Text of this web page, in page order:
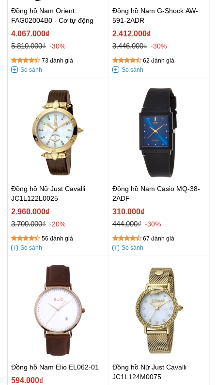
Đồng hồ Nam Orient
FAG02004B0 - Cơ tự động
4.067.000₫
5.810.000₫ -30%
73 đánh giá
Đồng hồ Nam G-Shock AW-
591-2ADR
2.412.000₫
3.446.000₫ -30%
62 đánh giá
Đồng hồ Nữ Just Cavalli
JC1L122L0025
2.960.000₫
3.700.000₫ -20%
56 đánh giá
Đồng hồ Nam Casio MQ-38-
2ADF
310.000₫
444.000₫ -30%
67 đánh giá
Đồng hồ Nam Elio EL062-01
594.000₫
Đồng hồ Nữ Just Cavalli
JC1L124M0075